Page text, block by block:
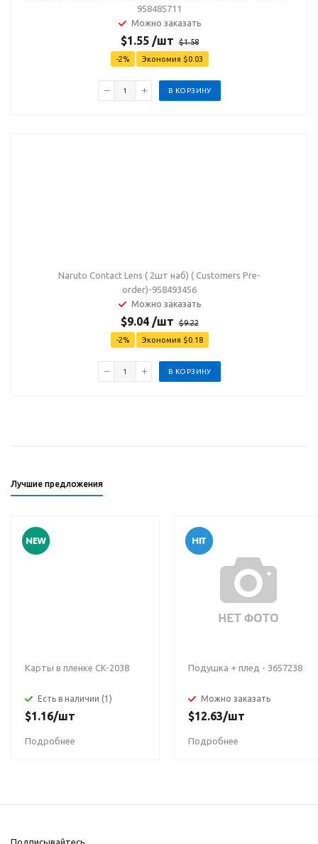
958485711
Можно заказать
$1.55 /шт $1.58
-2% Экономия $0.03
В КОРЗИНУ
Naruto Contact Lens ( 2шт наб) ( Customers Pre-
order)-958493456
Можно заказать
$9.04 /шт $9.22
-2% Экономия $0.18
В КОРЗИНУ
Лучшие предложения
Карты в пленке CK-2038
Есть в наличии (1)
$1.16/шт
Подробнее
Подушка + плед - 3657238
Можно заказать
$12.63/шт
Подробнее
Подписывайтесь